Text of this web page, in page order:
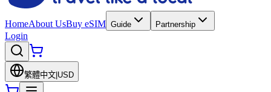
HomeAbout UsBuy eSIM Guide Partnership
Login
繁體中文 USD